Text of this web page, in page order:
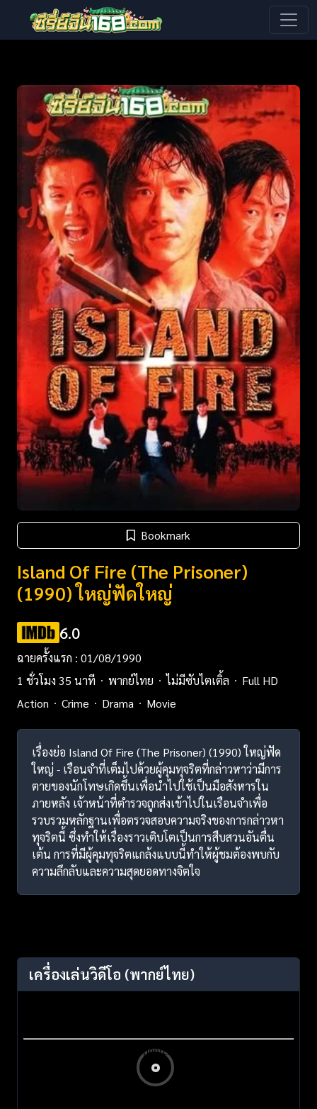
Bookmark
Island Of Fire (The Prisoner)
(1990) ใหญ่ฟัดใหญ่
6.0
ฉายครั้งแรก : 01/08/1990
1 ชั่วโมง 35 นาที
พากย์ไทย ไม่มีซับไตเติ้ล
Full HD
Action
Crime Drama Movie
เรื่องย่อ Island Of Fire (The Prisoner) (1990) ใหญ่ฟัด
ใหญ่ - เรือนจำที่เต็มไปด้วยผู้คุมทุจริตที่กล่าวหาว่ามีการ
ตายของนักโทษเกิดขึ้นเพื่อนำไปใช้เป็นมือสังหารใน
ภายหลัง เจ้าหน้าที่ตำรวจถูกส่งเข้าไปในเรือนจำเพื่อ
รวบรวมหลักฐานเพื่อตรวจสอบความจริงของการกล่าวหา
ทุจริตนี้ ซึ่งทำให้เรื่องราวเติบโตเป็นการสืบสวนอันตื่น
เต้น การที่มีผู้คุมทุจริตแกล้งแบบนี้ทำให้ผู้ชมต้องพบกับ
ความลึกลับและความสุดยอดทางจิตใจ
เครื่องเล่นวิดีโอ (พากย์ไทย)